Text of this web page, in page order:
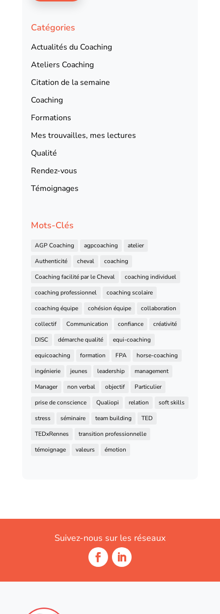
Catégories
Actualités du Coaching
Ateliers Coaching
Citation de la semaine
Coaching
Formations
Mes trouvailles, mes lectures
Qualité
Rendez-vous
Témoignages
Mots-Clés
AGP Coaching agpcoaching
atelier
Authenticité
cheval
coaching
Coaching facilité par le Cheval
coaching individuel
coaching professionnel
coaching scolaire
coaching équipe
cohésion équipe
collaboration
collectif
Communication confiance
créativité
DISC
démarche qualité
equi-coaching
equicoaching
formation FPA
horse-coaching
ingénierie
jeunes leadership
management
Manager
non verbal objectif
Particulier
prise de conscience
Qualiopi relation
soft skills
stress
séminaire team building
TED
TEDxRennes
transition professionnelle
témoignage
valeurs émotion
Suivez-nous sur les réseaux